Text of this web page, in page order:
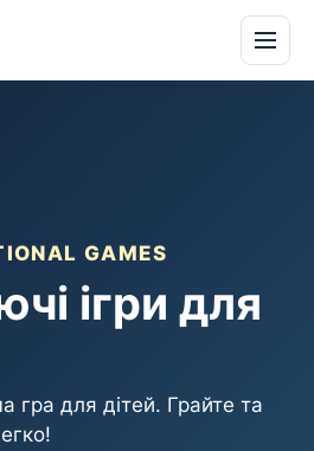
GAMES
ігри для
гра для дітей. Грайте та